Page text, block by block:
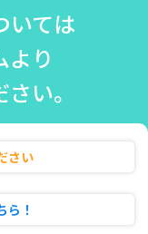
いては
より
い。
さい
ら！